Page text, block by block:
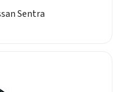
Sentra